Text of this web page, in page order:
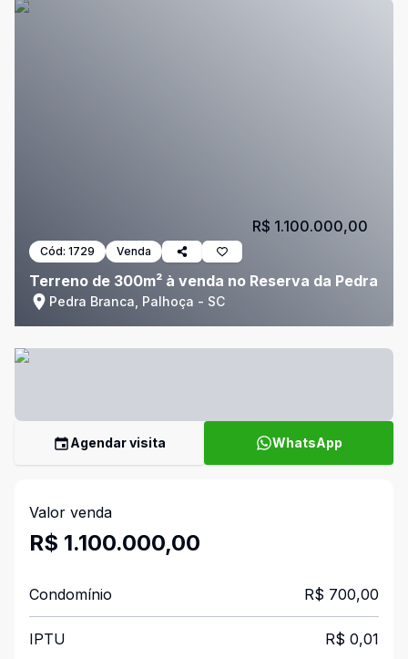
Cód: 1729 Venda
Terreno de 300m² à venda no Reserva da Pedra
Pedra Branca, Palhoça - SC
R$ 1.100.000,00
Agendar visita WhatsApp
Valor venda
R$ 1.100.000,00
Condomínio R$ 700,00
IPTU R$ 0,01